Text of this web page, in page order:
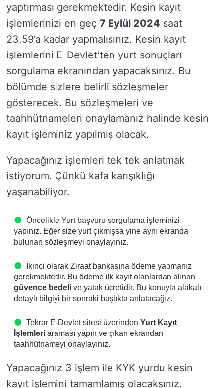
yaptırması gerekmektedir. Kesin kayıt
işlemlerinizi en geç 7 Eylül 2024 saat
23.59’a kadar yapmalısınız. Kesin kayıt
işlemlerini E-Devlet’ten yurt sonuçları
sorgulama ekranından yapacaksınız. Bu
bölümde sizlere belirli sözleşmeler
gösterecek. Bu sözleşmeleri ve
taahhütnameleri onaylamanız halinde kesin
kayıt işleminiz yapılmış olacak.
Yapacağınız işlemleri tek tek anlatmak
istiyorum. Çünkü kafa karışıklığı
yaşanabiliyor.
Öncelikle Yurt başvuru sorgulama işleminizi
yapınız. Eğer size yurt çıkmışsa yine aynı ekranda
bulunan sözleşmeyi onaylayınız.
İkinci olarak Ziraat bankasına ödeme yapmanız
gerekmektedir. Bu ödeme ilk kayıt olanlardan alınan
güvence bedeli ve yatak ücretidir. Bu konuyla alakalı
detaylı bilgiyi bir sonraki başlıkta anlatacağız.
Tekrar E-Devlet sitesi üzerinden Yurt Kayıt
İşlemleri araması yapın ve çıkan ekrandan
taahhütnameyi onaylayınız.
Yapacağınız 3 işlem ile KYK yurdu kesin
kayıt işlemini tamamlamış olacaksınız.